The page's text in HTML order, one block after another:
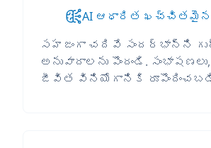
AI ఆధారిత ఖచ్చితమైన
సహజంగా చదివే సందర్భాన్ని
అనువాదాలను పొందండి.
జీవిత వినియోగానికి